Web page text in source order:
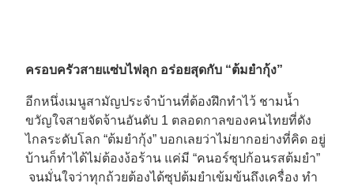
ครอบครัวสายแซ่บไฟลุก อร่อยสุดกับ “ต้มยำกุ้ง”
อีกหนึ่งเมนูสามัญประจำบ้านที่ต้องฝึกทำไว้ ชามน้ำ
ขวัญใจสายจัดจ้านอันดับ 1 ตลอดกาลของคนไทยที่ดัง
ไกลระดับโลก “ต้มยำกุ้ง” บอกเลยว่าไม่ยากอย่างที่คิด อยู่
บ้านก็ทำได้ไม่ต้องง้อร้าน แค่มี “คนอร์ซุปก้อนรสต้มยำ”
จนมั่นใจว่าทุกถ้วยต้องได้ซุปต้มยำเข้มข้นถึงเครื่อง ทำ